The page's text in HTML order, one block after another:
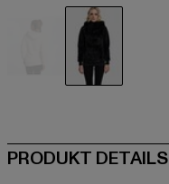
PRODUKT DETAILS